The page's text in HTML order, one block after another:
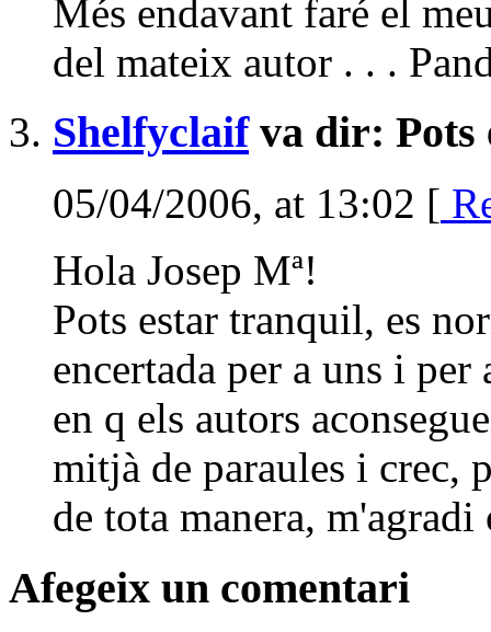
Més endavant faré el
del mateix autor . . .
Shelfyclaifva dir: Pots
05/04/2006, at 13:02 [
Hola Josep Mª!
Pots estar tranquil, es
encertada per a uns i
en q els autors
mitjà de paraules i crec,
de tota manera,
Afegeix un comentari